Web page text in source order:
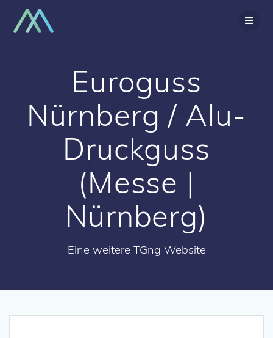
Euroguss
Nürnberg / Alu-
Druckguss
(Messe |
Nürnberg)
Eine weitere TGng Website